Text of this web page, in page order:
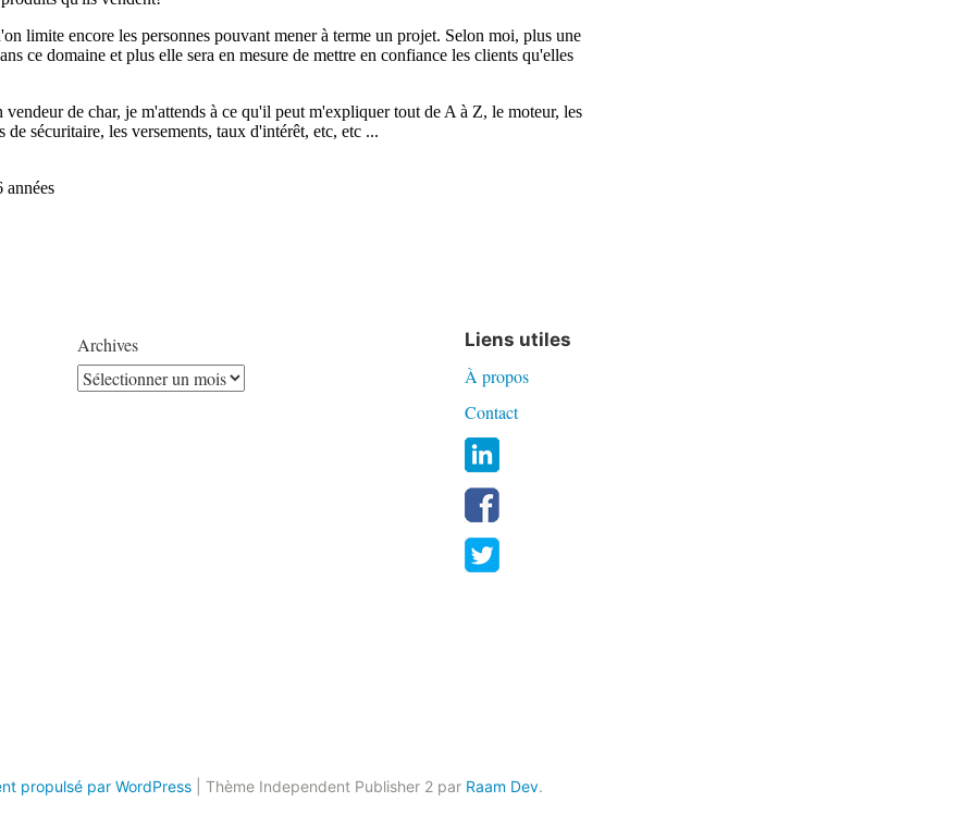
Archives Liens utiles
À propos
Contact
propulsé par WordPress Thème Independent Publisher 2 par Raam Dev.